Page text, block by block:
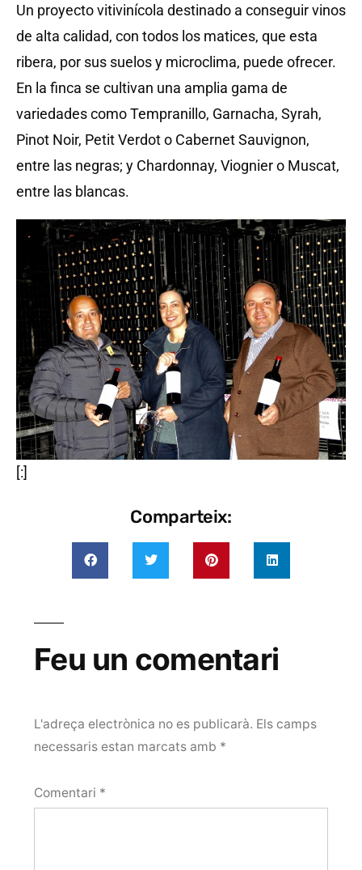
Un proyecto vitivinícola destinado a conseguir vinos
de alta calidad, con todos los matices, que esta
ribera, por sus suelos y microclima, puede ofrecer.
En la finca se cultivan una amplia gama de
variedades como Tempranillo, Garnacha, Syrah,
Pinot Noir, Petit Verdot o Cabernet Sauvignon,
entre las negras; y Chardonnay, Viognier o Muscat,
entre las blancas.
[:]
Comparteix:
Feu un comentari
L'adreça electrònica no es publicarà. Els camps
necessaris estan marcats amb *
Comentari *